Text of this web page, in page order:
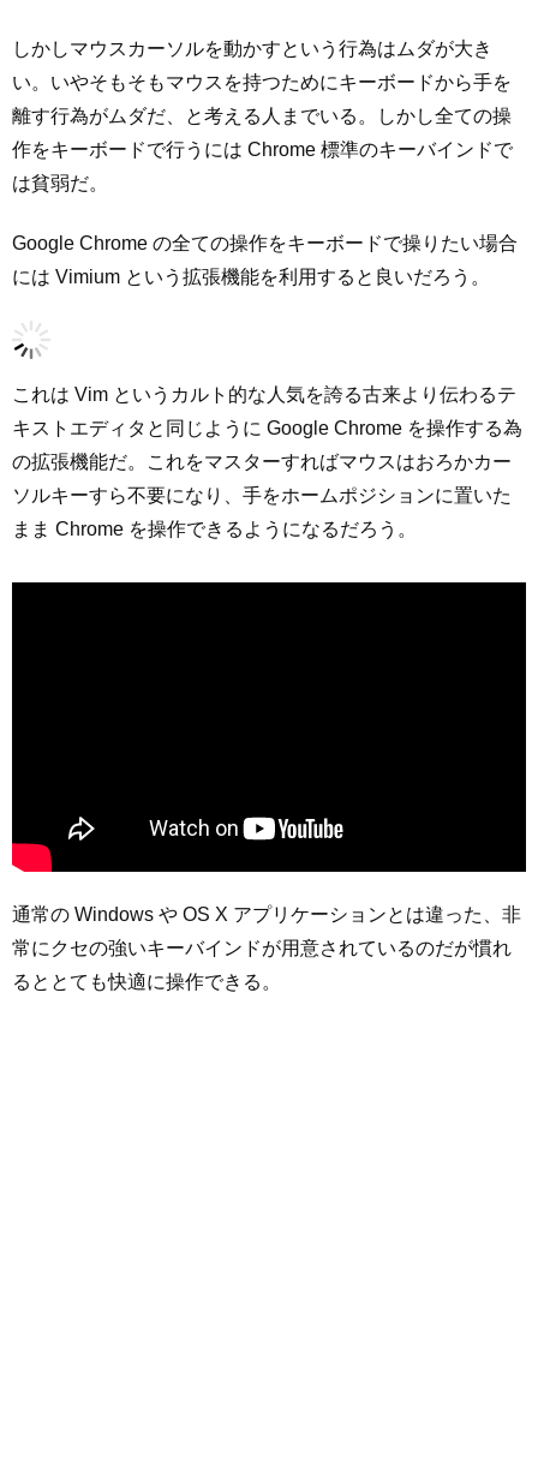
しかしマウスカーソルを動かすという行為はムダが大き
い。いやそもそもマウスを持つためにキーボードから手を
離す行為がムダだ、と考える人までいる。しかし全ての操
作をキーボードで行うには Chrome 標準のキーバインドで
は貧弱だ。
Google Chrome の全ての操作をキーボードで操りたい場合
には Vimium という拡張機能を利用すると良いだろう。
これは Vim というカルト的な人気を誇る古来より伝わるテ
キストエディタと同じように Google Chrome を操作する為
の拡張機能だ。これをマスターすればマウスはおろかカー
ソルキーすら不要になり、手をホームポジションに置いた
まま Chrome を操作できるようになるだろう。
通常の Windows や OS X アプリケーションとは違った、非
常にクセの強いキーバインドが用意されているのだが慣れ
るととても快適に操作できる。